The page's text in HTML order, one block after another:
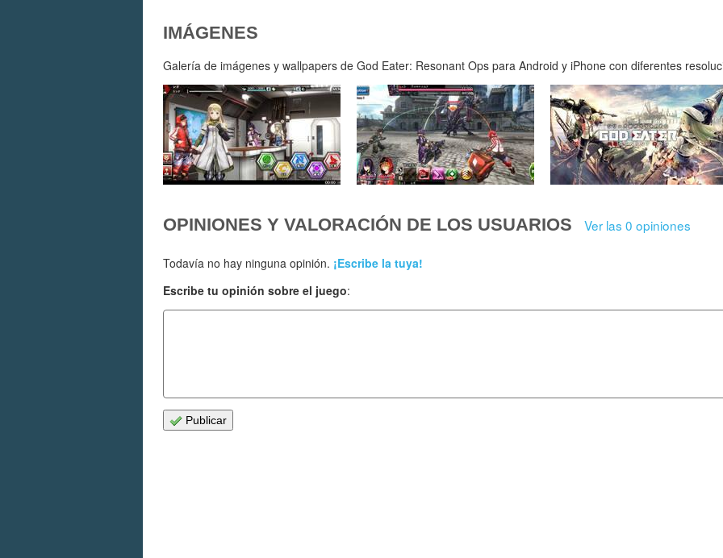
IMÁGENES
Galería de imágenes y wallpapers de God Eater: Resonant Ops para Android y iPhone con diferentes
OPINIONES Y VALORACIÓN DE LOS USUARIOS Ver las 0 opiniones
Todavía no hay ninguna opinión. ¡Escribe la tuya!
Escribe tu opinión sobre el juego:
Publicar